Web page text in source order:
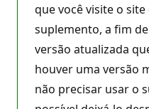
que você visite o
suplemento, a fim
versão atualizada
houver uma versão
não precisar usar o